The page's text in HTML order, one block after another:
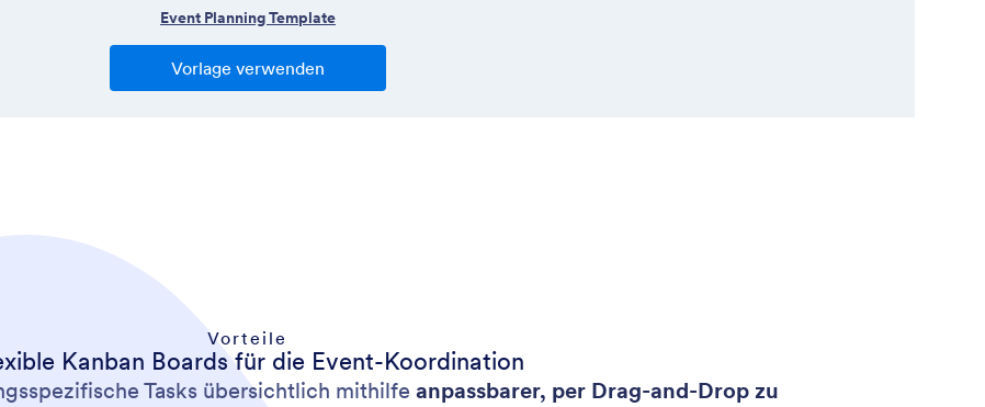
Vorteile
Kanban Boards für die Event-Koordination
Tasks übersichtlich mithilfe anpassbarer, per Drag-and-Drop zu